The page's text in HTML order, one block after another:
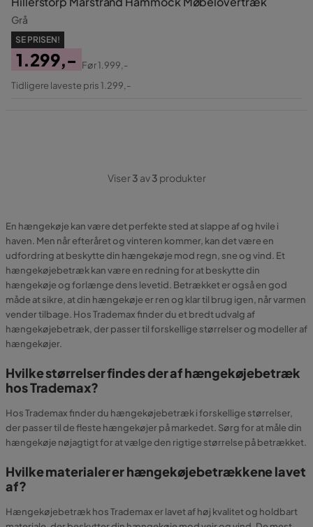
Grå
SE PRISEN!
Pris
1.299,-
Original
Før1.999,-
Tidligere laveste pris 1.299,-
Viser3 av3 produkter
En hængekøje kan være det perfekte sted at slappe af og hvile i
haven. Men når efteråret og vinteren kommer, kan det være en
udfordring at beskytte din hængekøje mod regn, sne og vind. Et
hængekøjebetræk kan være en redning for at beskytte din
hængekøje og forlænge dens levetid. Betrækket er også en god
måde at sikre, at din hængekøje er ren og klar til brug igen, når varmen
vender tilbage. Hos Trademax finder du et bredt udvalg af
hængekøjebetræk, der passer til forskellige størrelser og modeller af
hængekøjer.
Hvilke størrelser findes der af hængekøjebetræk
hos Trademax?
Hos Trademax finder du hængekøjebetræk i forskellige størrelser,
der passer til de fleste hængekøjer på markedet. Sørg for at måle din
hængekøje nøjagtigt for at vælge den rigtige størrelse på betrækket.
Hvilke materialer er hængekøjebetrækkene lavet
af?
Hængekøjebetræk hos Trademax er lavet af høj kvalitet og holdbart